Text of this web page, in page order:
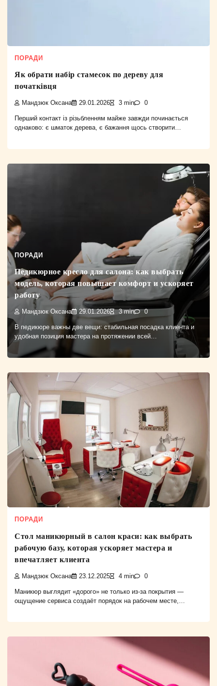
ПОРАДИ
Як обрати набір стамесок по дереву для
початківця
Мандзюк Оксана 29.01.2026 3 min 0
Перший контакт із різьбленням майже завжди починається
однаково: є шматок дерева, є бажання щось створити…
ПОРАДИ
Педикюрное кресло для салона: как выбрать
модель, которая повышает комфорт и ускоряет
работу
Мандзюк Оксана 29.01.2026 3 min 0
В педикюре важны две вещи: стабильная посадка клиента и
удобная позиция мастера на протяжении всей…
ПОРАДИ
Стол маникюрный в салон краси: как выбрать
рабочую базу, которая ускоряет мастера и
впечатляет клиента
Мандзюк Оксана 23.12.2025 4 min 0
Маникюр выглядит «дорого» не только из-за покрытия —
ощущение сервиса создаёт порядок на рабочем месте,…